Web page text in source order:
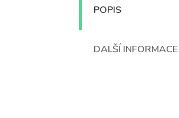
POPIS
DALŠÍ INFORMACE